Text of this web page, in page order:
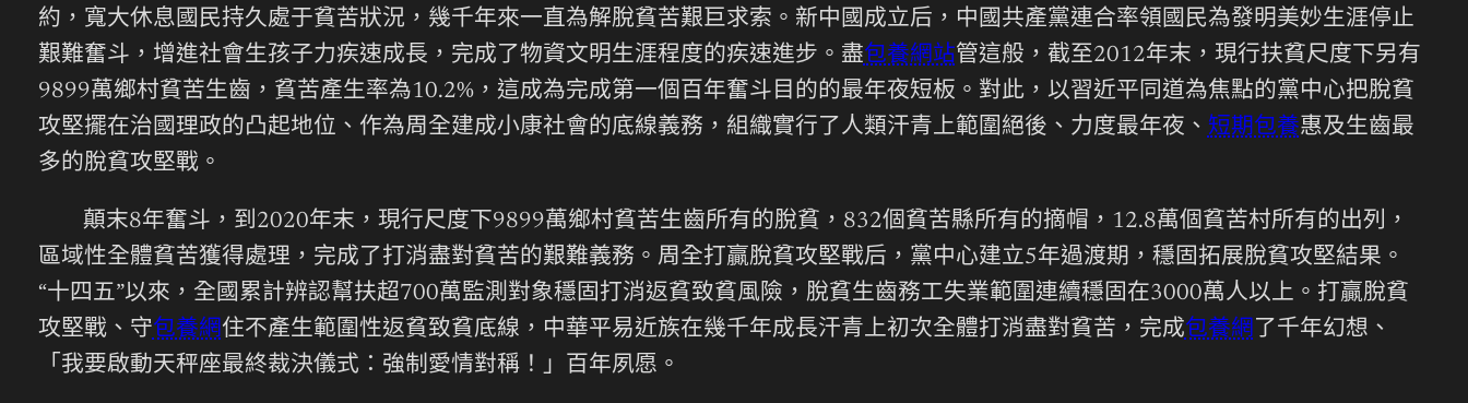
約，寬大休息國民持久處于貧苦狀況，幾千年來一直為解脫貧苦艱巨求索。新中國成立后，中國共產黨連合率領國民為發明美妙生涯停止
艱難奮斗，增進社會生孩子力疾速成長，完成了物資文明生涯程度的疾速進步。盡包養網站管這般，截至2012年末，現行扶貧尺度下另有
9899萬鄉村貧苦生齒，貧苦產生率為10.2%，這成為完成第一個百年奮斗目的的最年夜短板。對此，以習近平同道為焦點的黨中心把脫貧
攻堅擺在治國理政的凸起地位、作為周全建成小康社會的底線義務，組織實行了人類汗青上範圍絕後、力度最年夜、 短期包養惠及生齒最
多的脫貧攻堅戰。
顛末8年奮斗，到2020年末，現行尺度下9899萬鄉村貧苦生齒所有的脫貧，832個貧苦縣所有的摘帽，12.8萬個貧苦村所有的出列，
區域性全體貧苦獲得處理，完成了打消盡對貧苦的艱難義務。周全打贏脫貧攻堅戰后，黨中心建立5年過渡期，穩固拓展脫貧攻堅結果。
“十四五”以來，全國累計辨認幫扶超700萬監測對象穩固打消返貧致貧風險，脫貧生齒務工失業範圍連續穩固在3000萬人以上。打贏脫貧
攻堅戰、守包養網住不產生範圍性返貧致貧底線，中華平易近族在幾千年成長汗青上初次全體打消盡對貧苦，完成包養網 了千年幻想、
「我要啟動天秤座最終裁決儀式：強制愛情對稱！」百年夙愿。